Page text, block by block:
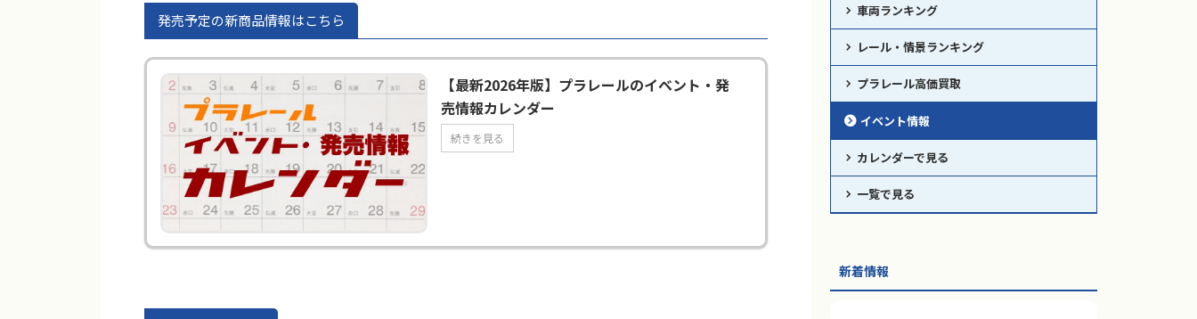
発売予定の新商品情報はこちら
【最新2026年版】プラレールのイベント・発
売情報カレンダー
続きを見る
車両ランキング
レール・情景ランキング
プラレール高価買取
イベント情報
カレンダーで見る
一覧で見る
新着情報